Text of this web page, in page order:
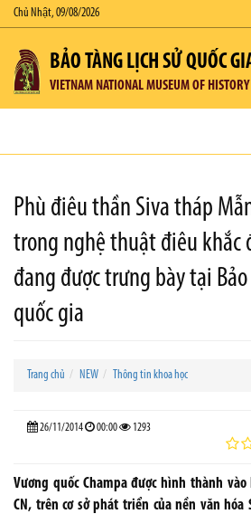
Chủ Nhật, 09/08/2026
BẢO TÀNG LỊCH SỬ QUỐC
VIETNAM NATIONAL MUSEUM OF HISTORY
Phù điêu thần Siva tháp
trong nghệ thuật điêu khắc
đang được trưng bày tại
quốc gia
Trang chủ NEW Thông tin khoa học
26/11/2014 00:00 1293
Vương quốc Champa được hình thành
CN, trên cơ sở phát triển của nền văn hóa